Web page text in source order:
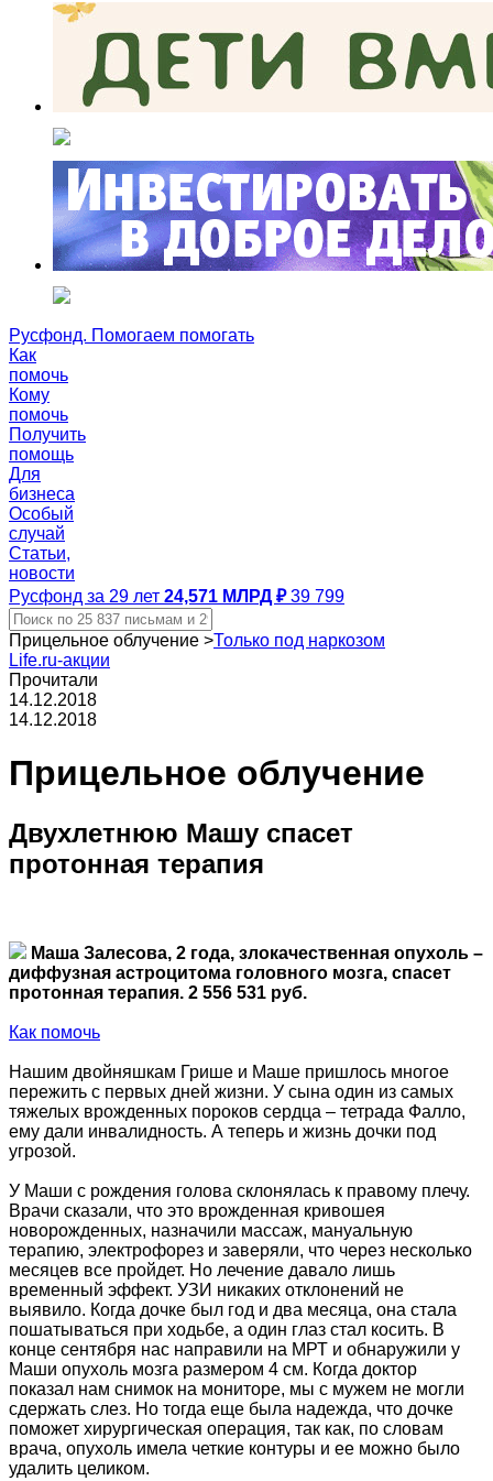
Русфонд. Помогаем помогать
Как
помочь
Кому
помочь
Получить
помощь
Для
бизнеса
Особый
случай
Статьи,
новости
Русфонд за 29 лет 24,571 МЛРД ₽ 39 799
Прицельное облучение >Только под наркозом
Life.ru-акции
Прочитали
14.12.2018
14.12.2018
Прицельное облучение
Двухлетнюю Машу спасет
протонная терапия
Маша Залесова, 2 года, злокачественная опухоль –
диффузная астроцитома головного мозга, спасет
протонная терапия. 2 556 531 руб.
Как помочь
Нашим двойняшкам Грише и Маше пришлось многое
пережить с первых дней жизни. У сына один из самых
тяжелых врожденных пороков сердца – тетрада Фалло,
ему дали инвалидность. А теперь и жизнь дочки под
угрозой.
У Маши с рождения голова склонялась к правому плечу.
Врачи сказали, что это врожденная кривошея
новорожденных, назначили массаж, мануальную
терапию, электрофорез и заверяли, что через несколько
месяцев все пройдет. Но лечение давало лишь
временный эффект. УЗИ никаких отклонений не
выявило. Когда дочке был год и два месяца, она стала
пошатываться при ходьбе, а один глаз стал косить. В
конце сентября нас направили на МРТ и обнаружили у
Маши опухоль мозга размером 4 см. Когда доктор
показал нам снимок на мониторе, мы с мужем не могли
сдержать слез. Но тогда еще была надежда, что дочке
поможет хирургическая операция, так как, по словам
врача, опухоль имела четкие контуры и ее можно было
удалить целиком.